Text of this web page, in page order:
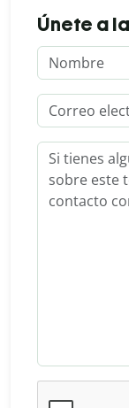
Únete a